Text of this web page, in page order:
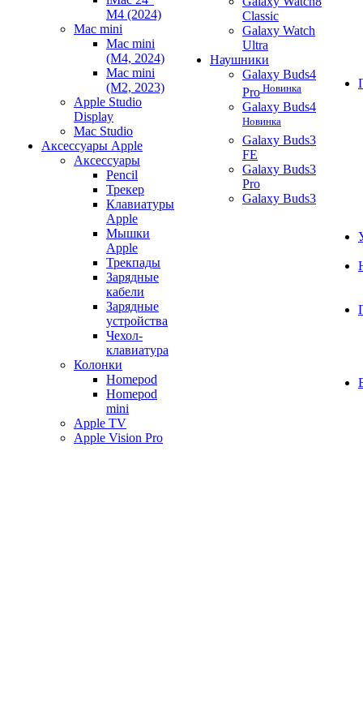
M4 (2024)
Mac mini
Mac mini
(M4, 2024)
Mac mini
(M2, 2023)
Apple Studio
Display
Mac Studio
Аксессуары Apple
Аксессуары
Pencil
Трекер
Клавиатуры
Apple
Мышки
Apple
Трекпады
Зарядные
кабели
Зарядные
устройства
Чехол-
клавиатура
Колонки
Homepod
Homepod
mini
Apple TV
Apple Vision Pro
Classic
Galaxy Watch
Ultra
Наушники
Galaxy Buds4
Pro Новинка
Galaxy Buds4
Новинка
Galaxy Buds3
FE
Galaxy Buds3
Pro
Galaxy Buds3